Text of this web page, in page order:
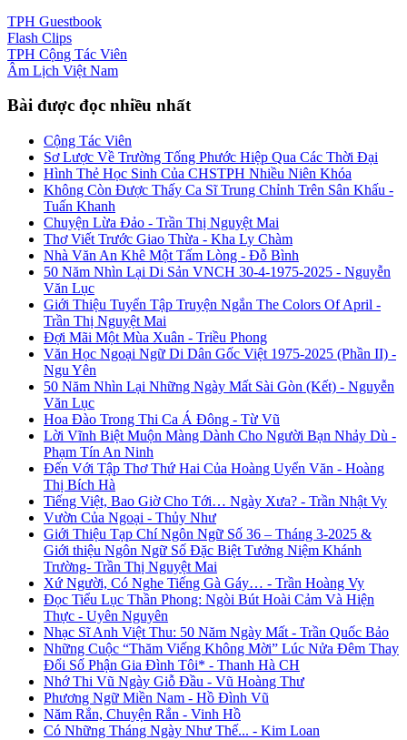
TPH Guestbook
Flash Clips
TPH Cộng Tác Viên
Âm Lịch Việt Nam
Bài được đọc nhiều nhất
Cộng Tác Viên
Sơ Lược Về Trường Tống Phước Hiệp Qua Các Thời Đại
Hình Thẻ Học Sinh Của CHSTPH Nhiều Niên Khóa
Không Còn Được Thấy Ca Sĩ Trung Chỉnh Trên Sân Khấu -
Tuấn Khanh
Chuyện Lừa Đảo - Trần Thị Nguyệt Mai
Thơ Viết Trước Giao Thừa - Kha Ly Chàm
Nhà Văn An Khê Một Tấm Lòng - Đỗ Bình
50 Năm Nhìn Lại Di Sản VNCH 30-4-1975-2025 - Nguyễn
Văn Lục
Giới Thiệu Tuyển Tập Truyện Ngắn The Colors Of April -
Trần Thị Nguyệt Mai
Đợi Mãi Một Mùa Xuân - Triều Phong
Văn Học Ngoại Ngữ Di Dân Gốc Việt 1975-2025 (Phần II) -
Ngu Yên
50 Năm Nhìn Lại Những Ngày Mất Sài Gòn (Kết) - Nguyễn
Văn Lục
Hoa Đào Trong Thi Ca Á Đông - Từ Vũ
Lời Vĩnh Biệt Muộn Màng Dành Cho Người Bạn Nhảy Dù -
Phạm Tín An Ninh
Đến Với Tập Thơ Thứ Hai Của Hoàng Uyển Văn - Hoàng
Thị Bích Hà
Tiếng Việt, Bao Giờ Cho Tới… Ngày Xưa? - Trần Nhật Vy
Vườn Của Ngoại - Thủy Như
Giới Thiệu Tạp Chí Ngôn Ngữ Số 36 – Tháng 3-2025 &
Giới thiệu Ngôn Ngữ Số Đặc Biệt Tưởng Niệm Khánh
Trường- Trần Thị Nguyệt Mai
Xứ Người, Có Nghe Tiếng Gà Gáy… - Trần Hoàng Vy
Đọc Tiểu Lục Thần Phong: Ngòi Bút Hoài Cảm Và Hiện
Thực - Uyên Nguyên
Nhạc Sĩ Anh Việt Thu: 50 Năm Ngày Mất - Trần Quốc Bảo
Những Cuộc “Thăm Viếng Không Mời” Lúc Nửa Đêm Thay
Đổi Số Phận Gia Đình Tôi* - Thanh Hà CH
Nhớ Thi Vũ Ngày Giỗ Đầu - Vũ Hoàng Thư
Phương Ngữ Miền Nam - Hồ Đình Vũ
Năm Rắn, Chuyện Rắn - Vinh Hồ
Có Những Tháng Ngày Như Thế... - Kim Loan